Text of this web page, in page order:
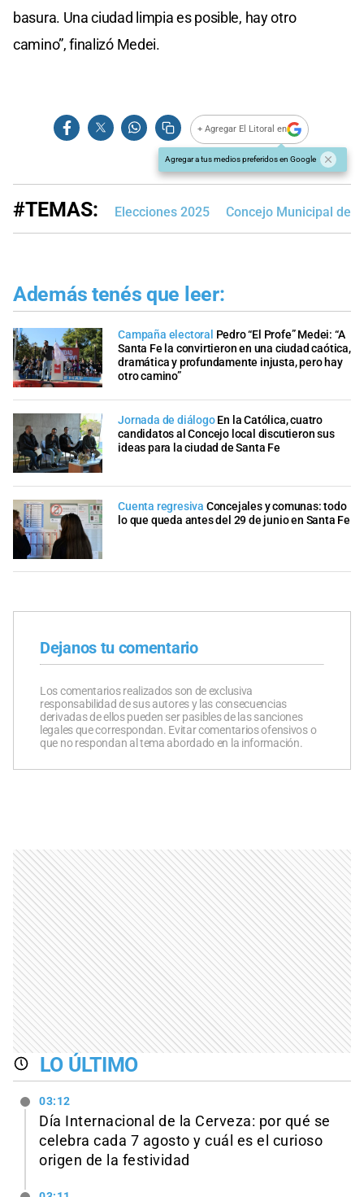
basura. Una ciudad limpia es posible, hay otro
camino”, finalizó Medei.
+ Agregar El Litoral en
Agregar a tus medios preferidos en Google
#TEMAS: Elecciones 2025 Concejo Municipal de
Además tenés que leer:
Campaña electoral Pedro “El Profe” Medei: “A
Santa Fe la convirtieron en una ciudad caótica,
dramática y profundamente injusta, pero hay
otro camino”
Jornada de diálogo En la Católica, cuatro
candidatos al Concejo local discutieron sus
ideas para la ciudad de Santa Fe
Cuenta regresiva Concejales y comunas: todo
lo que queda antes del 29 de junio en Santa Fe
Dejanos tu comentario
Los comentarios realizados son de exclusiva
responsabilidad de sus autores y las consecuencias
derivadas de ellos pueden ser pasibles de las sanciones
legales que correspondan. Evitar comentarios ofensivos o
que no respondan al tema abordado en la información.
LO ÚLTIMO
03:12
Día Internacional de la Cerveza: por qué se
celebra cada 7 agosto y cuál es el curioso
origen de la festividad